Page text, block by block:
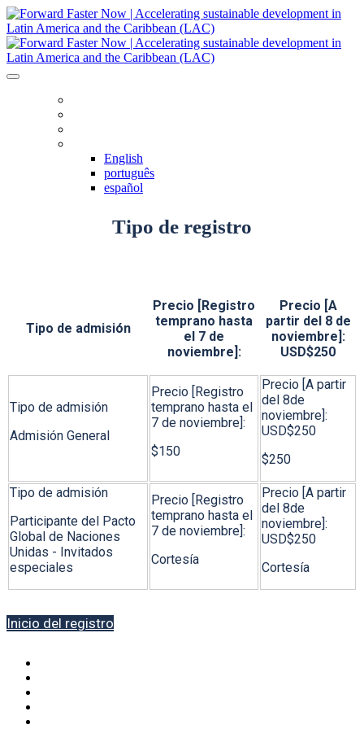
English
português
español
Tipo de registro
Tipo de admisión
Precio [Registro
temprano hasta
el 7 de
noviembre]:
Precio [A
partir del 8 de
noviembre]:
USD$250
Admisión General
$150
$250
Participante del Pacto
Global de Naciones
Unidas - Invitados
especiales
Cortesía
Cortesía
Inicio del registro